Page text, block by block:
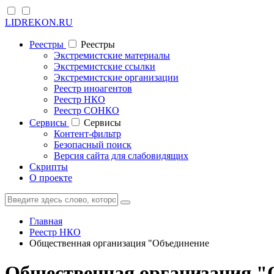
LIDREKON.RU
Реестры
Реестры
Экстремистские материалы
Экстремистские ссылки
Экстремистские организации
Реестр иноагентов
Реестр НКО
Реестр СОНКО
Cервисы
Cервисы
Контент-фильтр
Безопасный поиск
Версия сайта для слабовидящих
Скрипты
О проекте
Главная
Реестр НКО
Общественная организация "Объединение